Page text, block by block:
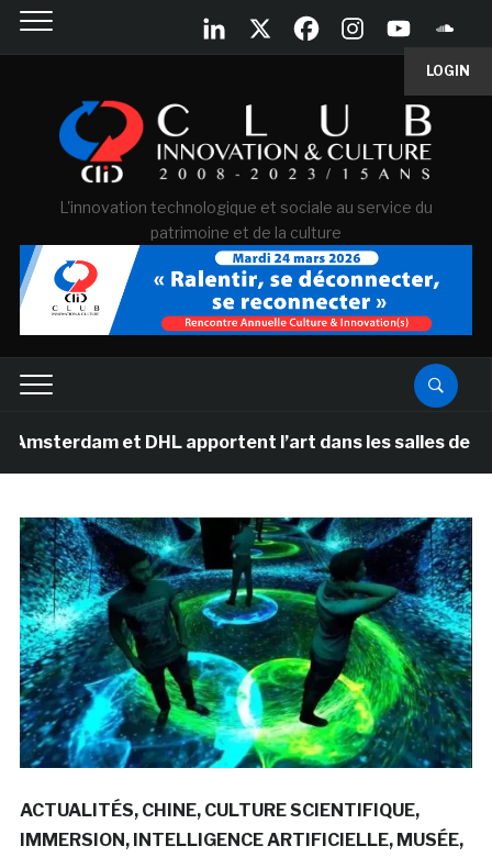
LOGIN
L'innovation technologique et sociale au service du
patrimoine et de la culture
et DHL apportent l’art dans les salles de classe des
ACTUALITÉS CHINE CULTURE SCIENTIFIQUE
IMMERSION INTELLIGENCE ARTIFICIELLE MUSÉE